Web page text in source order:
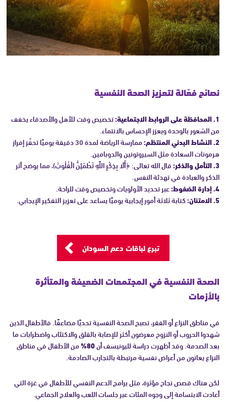
نصائح فعّالة لتعزيز الصحة النفسية
1. المحافظة على الروابط الاجتماعية:
تخصيص وقت للأهل والأصدقاء يخفف
من الشعور بالوحدة ويعزز الإحساس بالانتماء.
2. النشاط البدني المنتظم:
ممارسة الرياضة لمدة 30 دقيقة يوميًا تحفّز إفراز
هرمونات السعادة مثل السيروتونين والدوبامين.
3. التأمل والذكر:
قال الله تعالى: ﴿أَلَا بِذِكْرِ اللَّهِ تَطْمَئِنُّ الْقُلُوبُ)، مما يوضح أثر
الذكر والعبادة في تهدئة النفس.
4. إدارة الضغوط:
عبر تحديد الأولويات وتخصيص وقت للراحة.
5. الامتنان:
كتابة ثلاثة أمور إيجابية يوميًا يساعد على تعزيز التفكير الإيجابي.
تبرع لباقات دعم السودان
الصحة النفسية في المجتمعات الضعيفة والمتأثرة
بالأزمات
في مناطق النزاع أو الفقر، تصبح الصحة النفسية تحديًا مضاعفًا. فالأطفال الذين
شهدوا الحروب أو النزوح معرضون أكثر للإصابة بالقلق والاكتئاب واضطرابات ما
بعد الصدمة. وقد أظهرت دراسة لليونيسف أن80% من الأطفال في مناطق
النزاع يعانون من أعراض نفسية مرتبطة بالتجارب الصادمة.
لكن هناك قصص نجاح مؤثرة، مثل برامج الدعم النفسي للأطفال في غزة التي
أعادت الابتسامة إلى وجوه المئات عبر جلسات اللعب والعلاج الجماعي.